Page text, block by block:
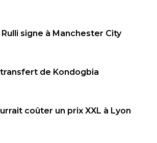
signe à Manchester City
transfert de Kondogbia
coûter un prix XXL à Lyon